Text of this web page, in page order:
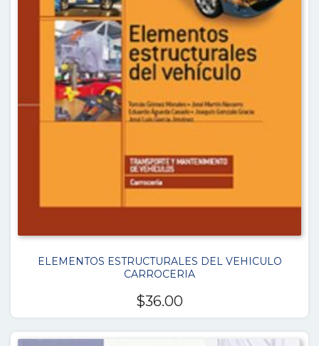
ELEMENTOS ESTRUCTURALES DEL VEHICULO
CARROCERIA
$36.00